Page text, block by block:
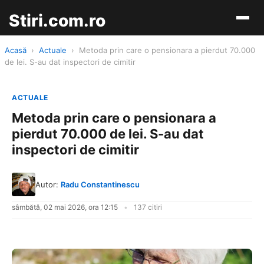
Stiri.com.ro
Acasă › Actuale ›
Metoda prin care o pensionara a pierdut 70.000
de lei. S-au dat inspectori de cimitir
ACTUALE
Metoda prin care o pensionara a
pierdut 70.000 de lei. S-au dat
inspectori de cimitir
Autor: Radu Constantinescu
sâmbătă, 02 mai 2026, ora 12:15 137 citiri